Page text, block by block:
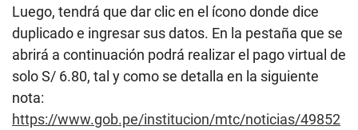
Luego, tendrá que dar clic en el ícono donde dice
duplicado e ingresar sus datos. En la pestaña que se
abrirá a continuación podrá realizar el pago virtual de
solo S/ 6.80, tal y como se detalla en la siguiente
nota:
https://www.gob.pe/institucion/mtc/noticias/49852